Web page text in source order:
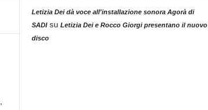
Letizia Dei dà voce all'installazione sonora Agorà di
SADIsu Letizia Dei e Rocco Giorgi presentano il nuovo
disco